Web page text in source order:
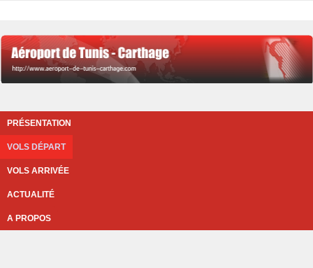
PRÉSENTATION
VOLS DÉPART
VOLS ARRIVÉE
ACTUALITÉ
A PROPOS